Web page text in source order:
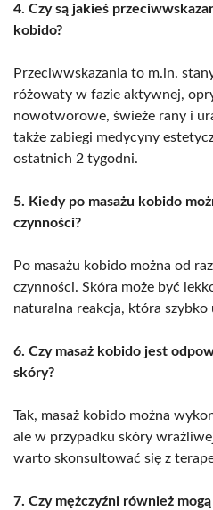
4. Czy są jakieś
kobido?
Przeciwwskazania to m.in.
różowaty w fazie aktywnej,
nowotworowe, świeże rany i
także zabiegi medycyny
ostatnich 2 tygodni.
5. Kiedy po masażu kobido
czynności?
Po masażu kobido można od
czynności. Skóra może być
naturalna reakcja, która szybko
6. Czy masaż kobido jest
skóry?
Tak, masaż kobido można
ale w przypadku skóry
warto skonsultować się z
7. Czy mężczyźni również